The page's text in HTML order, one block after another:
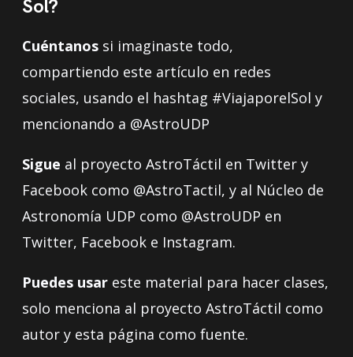
Sol?
Cuéntanossi imaginaste todo,
compartiendo este artículo en redes
sociales, usando el hashtag #ViajaporelSol y
mencionando a @AstroUDP
Sigue al proyecto AstroTáctil en Twitter y
Facebook como @AstroTactil, y al Núcleo de
Astronomía UDP como @AstroUDP en
Twitter, Facebook e Instagram.
Puedes usareste material para hacer clases,
solo menciona al proyecto AstroTáctil como
autor y esta página como fuente.